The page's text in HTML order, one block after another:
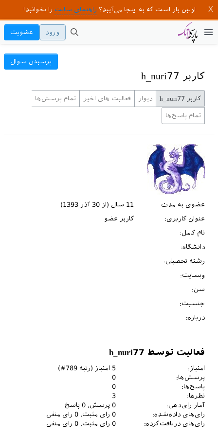
اولین بار است که به اینجا می‌آیید؟ راهنمای سایت را بخوانید!
ورود عضویت
کاربر h_nuri77
پرسیدن سوال
کاربر h_nuri77 دیوار فعالیت های اخیر تمام پرسش‌ها
تمام پاسخ‌ها
عضوی به مدت
11 سال (از 30 آذر 1393)
عنوان کاربری:
کاربر عضو
نام کامل:
دانشگاه:
رشته تحصیلی:
وبسایت:
سن:
جنسیت:
درباره:
فعالیت توسط h_nuri77
امتیاز: 5 امتیاز (رتبه789
#)
پرسش‌ها:
0
پاسخ‌ها:
0
نظرها:
3
آمار رای‌دهی:
0 پرسش,0 پاسخ
رای‌های داده‌شده:
0 رای مثبت,0 رای منفی
رای‌های دریافت‌کرده:
0 رای مثبت,0 رای منفی